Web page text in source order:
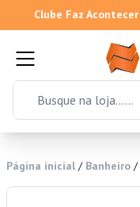
Clube Faz Acontecer
Página inicial / Banheiro /